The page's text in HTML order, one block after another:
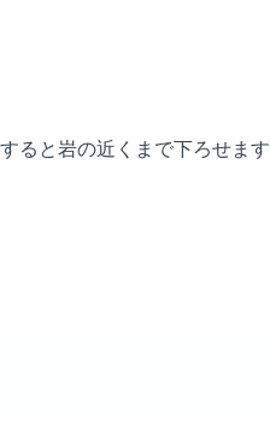
ると岩の近くまで下ろせます